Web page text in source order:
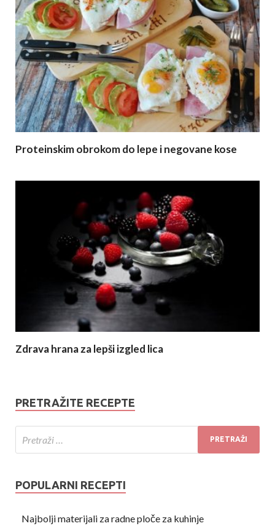
Proteinskim obrokom do lepe i negovane kose
Zdrava hrana za lepši izgled lica
PRETRAŽITE RECEPTE
POPULARNI RECEPTI
Najbolji materijali za radne ploče za kuhinje